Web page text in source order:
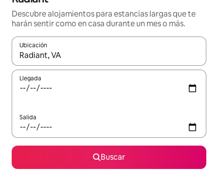
Descubre alojamientos para estancias largas que te
harán sentir como en casa durante un mes o más.
Ubicación
Cuando los resultados estén disponibles, podrás navegar
Llegada
Salida
Buscar